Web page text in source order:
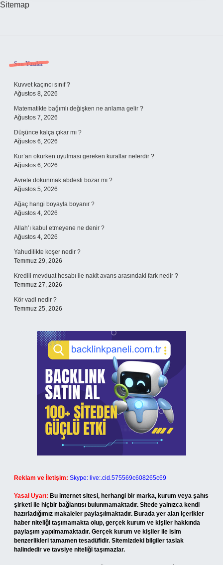
Sitemap
Sidebar
Son Yazılar
Kuvvet kaçıncı sınıf ?
Ağustos 8, 2026
Matematikte bağımlı değişken ne anlama gelir ?
Ağustos 7, 2026
Düşünce kalça çıkar mı ?
Ağustos 6, 2026
Kur’an okurken uyulması gereken kurallar nelerdir ?
Ağustos 6, 2026
Avrete dokunmak abdesti bozar mı ?
Ağustos 5, 2026
Ağaç hangi boyayla boyanır ?
Ağustos 4, 2026
Allah’ı kabul etmeyene ne denir ?
Ağustos 4, 2026
Yahudilikte koşer nedir ?
Temmuz 29, 2026
Kredili mevduat hesabı ile nakit avans arasındaki fark nedir ?
Temmuz 27, 2026
Kör vadi nedir ?
Temmuz 25, 2026
Reklam ve İletişim: Skype: live:.cid.575569c608265c69
Yasal Uyarı: Bu internet sitesi, herhangi bir marka, kurum veya şahıs
şirketi ile hiçbir bağlantısı bulunmamaktadır. Sitede yalnızca kendi
hazırladığımız makaleler paylaşılmaktadır. Burada yer alan içerikler
haber niteliği taşımamakta olup, gerçek kurum ve kişiler hakkında
paylaşım yapılmamaktadır. Gerçek kurum ve kişiler ile isim
benzerlikleri tamamen tesadüfidir. Sitemizdeki bilgiler taslak
halindedir ve tavsiye niteliği taşımazlar.